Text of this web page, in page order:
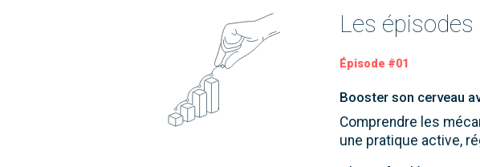
Les épisodes
Épisode #01
Booster son cerveau
Comprendre les
une pratique active,